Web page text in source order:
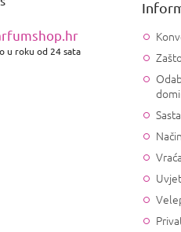
u roku od 24 sata